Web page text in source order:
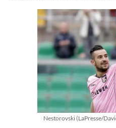
Nestorovski (LaPresse/